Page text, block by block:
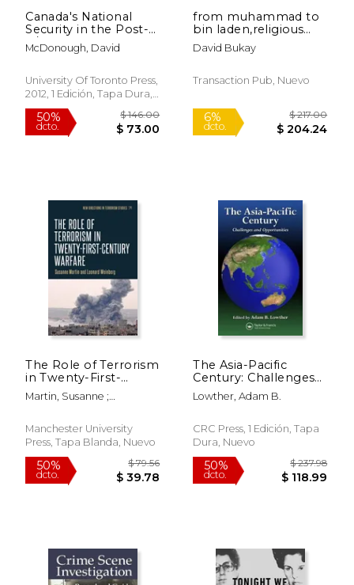
50%
dcto. $ 67.80
15%
dcto.
Canada's National
Security in the Post-
9/11 World: Strategy,
Interests, and Threats
McDonough, David
University Of Toronto Press,
2012, 1 Edición, Tapa Dura,
Nuevo
from muhammad to
bin laden,religious
and ideological
sources of the
phenomenon
David Bukay
Transaction Pub, Nuevo
The Role of Terrorism
in Twenty-First-
Century Warfare (en
Inglés)
Martin, Susanne ;
Manchester University
Press, Tapa Blanda, Nuevo
The Asia-Pacific
Century: Challenges
and Opportunities
(en Inglés)
Lowther, Adam B.
CRC Press, 1 Edición, Tapa
Dura, Nuevo